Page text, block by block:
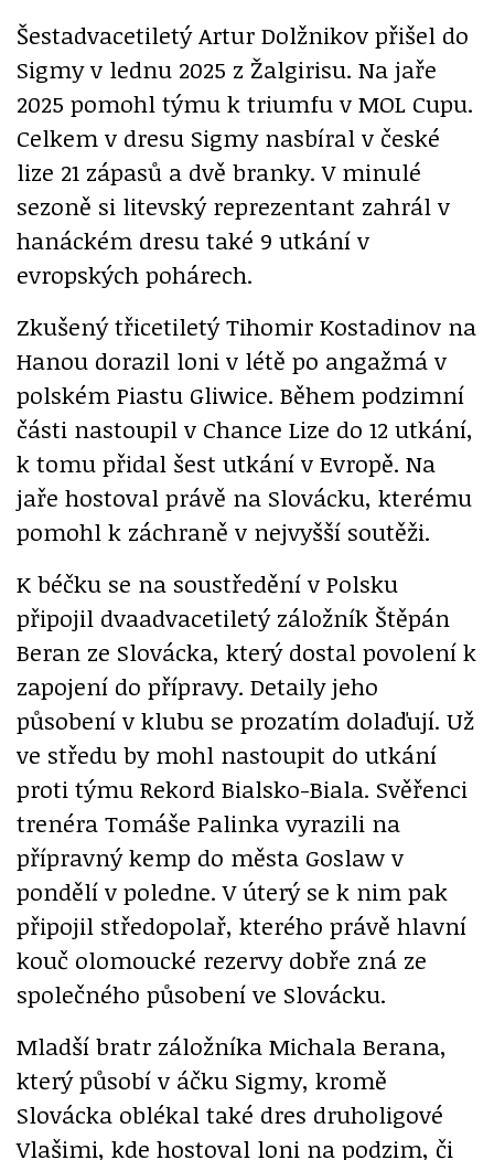
Šestadvacetiletý Artur Dolžnikov přišel do
Sigmy v lednu 2025 z Žalgirisu. Na jaře
2025 pomohl týmu k triumfu v MOL Cupu.
Celkem v dresu Sigmy nasbíral v české
lize 21 zápasů a dvě branky. V minulé
sezoně si litevský reprezentant zahrál v
hanáckém dresu také 9 utkání v
evropských pohárech.
Zkušený třicetiletý Tihomir Kostadinov na
Hanou dorazil loni v létě po angažmá v
polském Piastu Gliwice. Během podzimní
části nastoupil v Chance Lize do 12 utkání,
k tomu přidal šest utkání v Evropě. Na
jaře hostoval právě na Slovácku, kterému
pomohl k záchraně v nejvyšší soutěži.
K béčku se na soustředění v Polsku
připojil dvaadvacetiletý záložník Štěpán
Beran ze Slovácka, který dostal povolení k
zapojení do přípravy. Detaily jeho
působení v klubu se prozatím dolaďují. Už
ve středu by mohl nastoupit do utkání
proti týmu Rekord Bialsko-Biala. Svěřenci
trenéra Tomáše Palinka vyrazili na
přípravný kemp do města Goslaw v
pondělí v poledne. V úterý se k nim pak
připojil středopolař, kterého právě hlavní
kouč olomoucké rezervy dobře zná ze
společného působení ve Slovácku.
Mladší bratr záložníka Michala Berana,
který působí v áčku Sigmy, kromě
Slovácka oblékal také dres druholigové
Vlašimi, kde hostoval loni na podzim, či